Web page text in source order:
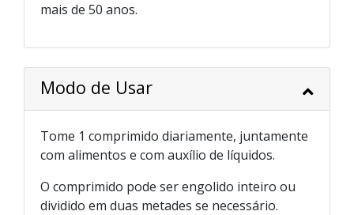
mais de 50 anos.
Modo de Usar
Tome 1 comprimido diariamente, juntamente
com alimentos e com auxílio de líquidos.
O comprimido pode ser engolido inteiro ou
dividido em duas metades se necessário.